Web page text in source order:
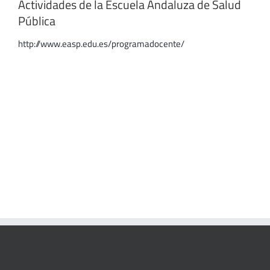
Actividades de la Escuela Andaluza de Salud
Pública
http://www.easp.edu.es/programadocente/